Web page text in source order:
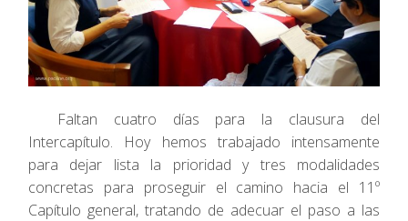
Faltan cuatro días para la clausura del
Intercapítulo. Hoy hemos trabajado intensamente
para dejar lista la prioridad y tres modalidades
concretas para proseguir el camino hacia el 11º
Capítulo general, tratando de adecuar el paso a las